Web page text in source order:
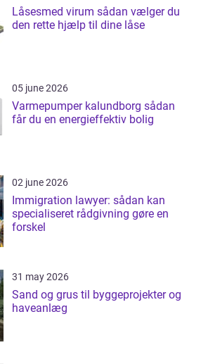
Låsesmed virum sådan vælger du
den rette hjælp til dine låse
05 june 2026
Varmepumper kalundborg sådan
får du en energieffektiv bolig
02 june 2026
Immigration lawyer: sådan kan
specialiseret rådgivning gøre en
forskel
31 may 2026
Sand og grus til byggeprojekter og
haveanlæg